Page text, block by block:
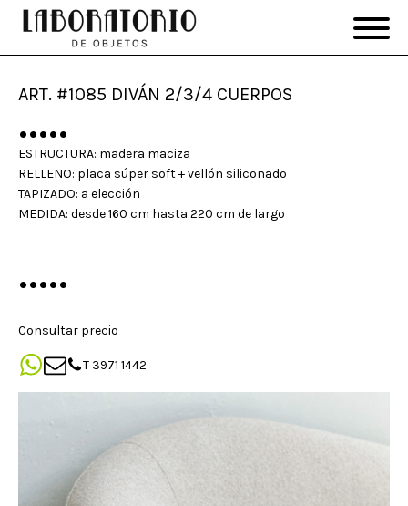
ART. #1085 DIVÁN 2/3/4 CUERPOS
•••••
ESTRUCTURA: madera maciza
RELLENO: placa súper soft + vellón siliconado
TAPIZADO: a elección
MEDIDA: desde 160 cm hasta 220 cm de largo
•••••
Consultar precio
T 3971 1442